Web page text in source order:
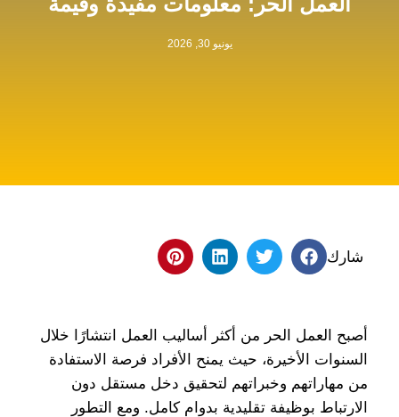
يونيو 30, 2026
شارك
أصبح العمل الحر من أكثر أساليب العمل انتشارًا خلال
السنوات الأخيرة، حيث يمنح الأفراد فرصة الاستفادة
من مهاراتهم وخبراتهم لتحقيق دخل مستقل دون
الارتباط بوظيفة تقليدية بدوام كامل. ومع التطور